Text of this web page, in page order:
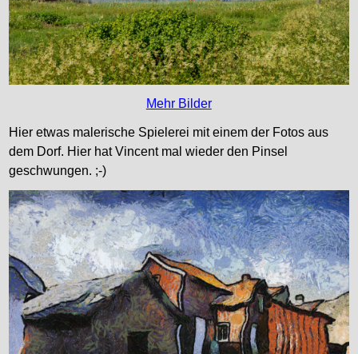
Mehr Bilder
Hier etwas malerische Spielerei mit einem der Fotos aus
dem Dorf. Hier hat Vincent mal wieder den Pinsel
geschwungen. ;-)